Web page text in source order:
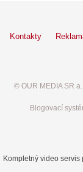
Kontakty
© OUR MEDIA SR
Blogovací
Kompletný video servis